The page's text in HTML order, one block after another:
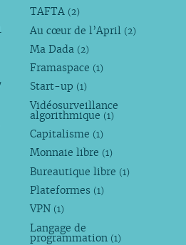
TAFTA (2)
Au cœur de l’April (2)
Ma Dada (2)
Framaspace (1)
Start-up (1)
Vidéosurveillance
algorithmique (1)
Capitalisme (1)
Monnaie libre (1)
Bureautique libre (1)
Plateformes (1)
VPN (1)
Langage de
programmation (1)